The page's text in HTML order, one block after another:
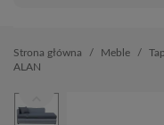
Strona główna Meble
ALAN